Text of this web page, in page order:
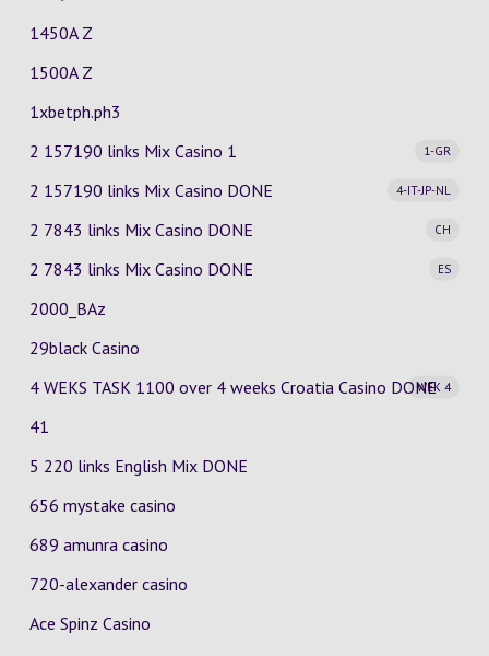
1450A Z
1500A Z
1xbetph.ph3
2 157190 links Mix Casino
1-GR
1
2 157190 links Mix Casino
4-IT-JP-NL
DONE
2 7843 links Mix Casino
CH
DONE
2 7843 links Mix Casino
ES
DONE
2000_BAz
29black Casino
4 WEKS TASK 1100 over 4 weeks Croatia Casino
WEK 4
DONE
41
5 220 links English Mix DONE
656 mystake casino
689 amunra casino
720-alexander casino
Ace Spinz Casino